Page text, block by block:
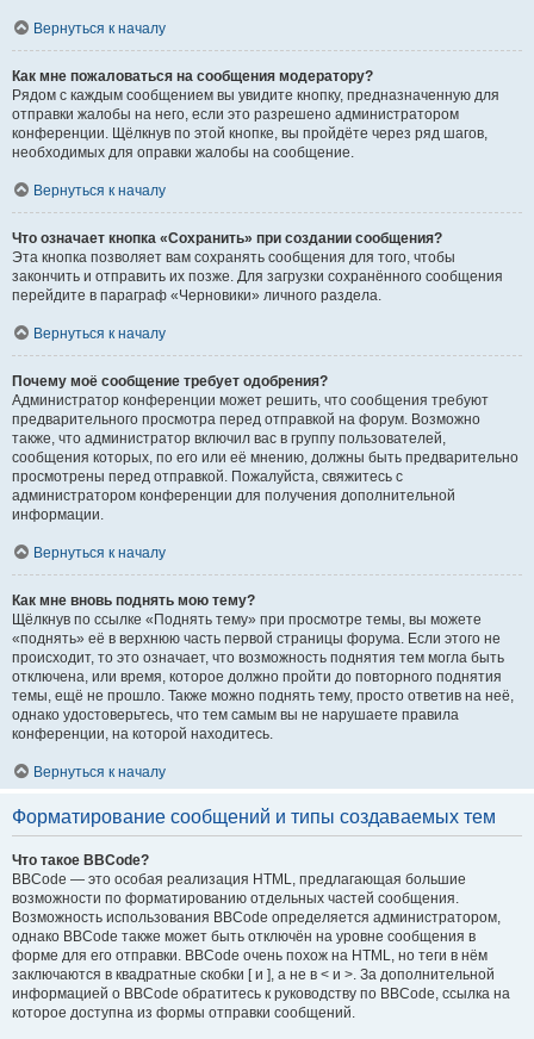
Вернуться к началу
Как мне пожаловаться на сообщения модератору?
Рядом с каждым сообщением вы увидите кнопку, предназначенную для
отправки жалобы на него, если это разрешено администратором
конференции. Щёлкнув по этой кнопке, вы пройдёте через ряд шагов,
необходимых для оправки жалобы на сообщение.
Вернуться к началу
Что означает кнопка «Сохранить» при создании сообщения?
Эта кнопка позволяет вам сохранять сообщения для того, чтобы
закончить и отправить их позже. Для загрузки сохранённого сообщения
перейдите в параграф «Черновики» личного раздела.
Вернуться к началу
Почему моё сообщение требует одобрения?
Администратор конференции может решить, что сообщения требуют
предварительного просмотра перед отправкой на форум. Возможно
также, что администратор включил вас в группу пользователей,
сообщения которых, по его или её мнению, должны быть предварительно
просмотрены перед отправкой. Пожалуйста, свяжитесь с
администратором конференции для получения дополнительной
информации.
Вернуться к началу
Как мне вновь поднять мою тему?
Щёлкнув по ссылке «Поднять тему» при просмотре темы, вы можете
«поднять» её в верхнюю часть первой страницы форума. Если этого не
происходит, то это означает, что возможность поднятия тем могла быть
отключена, или время, которое должно пройти до повторного поднятия
темы, ещё не прошло. Также можно поднять тему, просто ответив на неё,
однако удостоверьтесь, что тем самым вы не нарушаете правила
конференции, на которой находитесь.
Вернуться к началу
Форматирование сообщений и типы создаваемых тем
Что такое BBCode?
BBCode — это особая реализация HTML, предлагающая большие
возможности по форматированию отдельных частей сообщения.
Возможность использования BBCode определяется администратором,
однако BBCode также может быть отключён на уровне сообщения в
форме для его отправки. BBCode очень похож на HTML, но теги в нём
заключаются в квадратные скобки [ и ], а не в < и >. За дополнительной
информацией о BBCode обратитесь к руководству по BBCode, ссылка на
которое доступна из формы отправки сообщений.